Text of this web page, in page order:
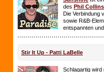
des Phil
Die Verbindung
sowie R&B-
entspannten
Stir It Up - Patti LaBelle
Schlagartig wird